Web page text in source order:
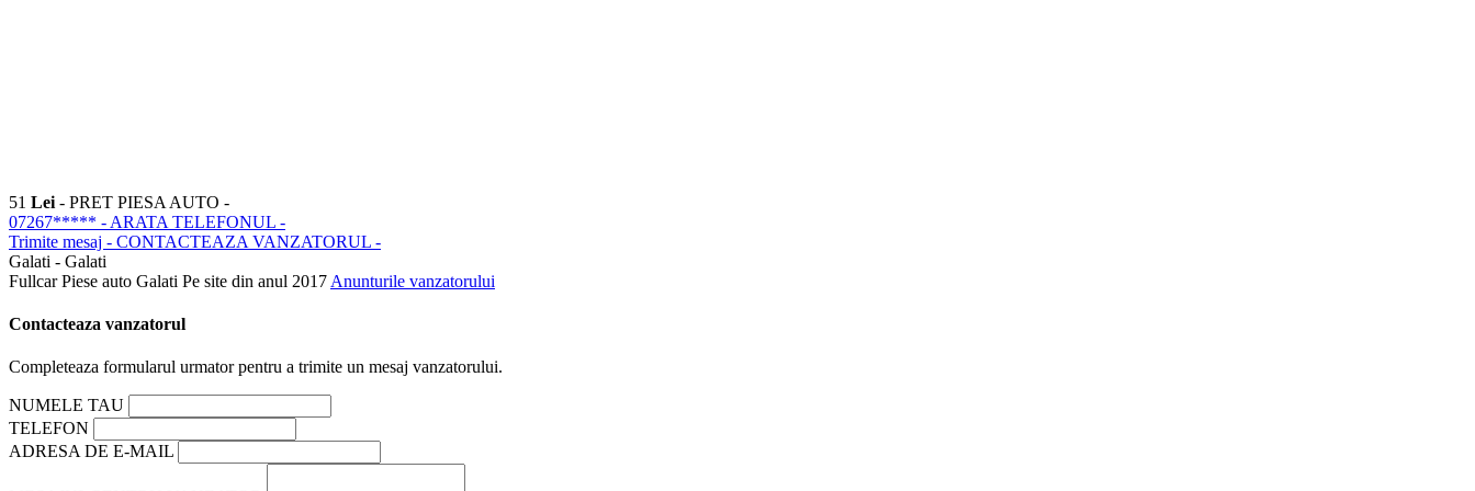
51 Lei - PRET PIESA AUTO -
07267***** - ARATA TELEFONUL -
Trimite mesaj - CONTACTEAZA VANZATORUL -
Galati - Galati
Fullcar Piese auto Galati Pe site din anul 2017 Anunturile vanzatorului
Contacteaza vanzatorul
Completeaza formularul urmator pentru a trimite un mesaj vanzatorului.
NUMELE TAU
TELEFON
ADRESA DE E-MAIL